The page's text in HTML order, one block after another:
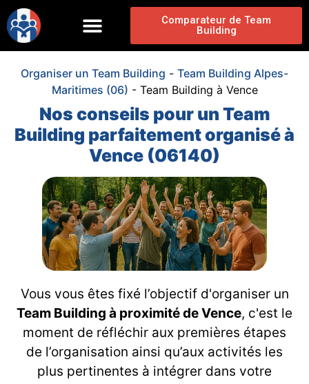
Comparateur de Team
Building
Organiser un Team Building - Team Building Alpes-
Maritimes (06) - Team Building à Vence
Nos conseils pour un Team
Building parfaitement organisé à
Vence (06140)
Vous vous êtes fixé l’objectif d'organiser un
Team Building à proximité de Vence, c'est le
moment de réfléchir aux premières étapes
de l’organisation ainsi qu’aux activités les
plus pertinentes à intégrer dans votre